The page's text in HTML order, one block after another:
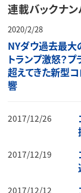
連載バックナ
2020/2/28
NYダウ過去最大
トランプ激怒？
超えてきた新型
響
2017/12/26
2017/12/19
2017/12/12